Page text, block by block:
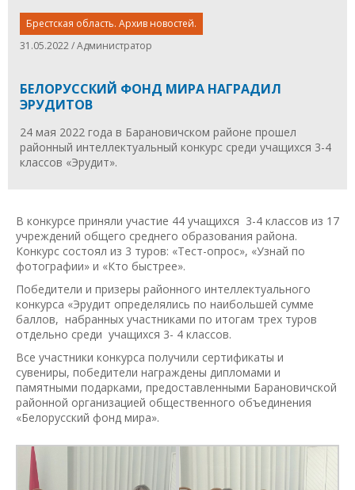
Брестская область. Архив новостей.
31.05.2022 / Администратор
БЕЛОРУССКИЙ ФОНД МИРА НАГРАДИЛ
ЭРУДИТОВ
24 мая 2022 года в Барановичском районе прошел
районный интеллектуальный конкурс среди учащихся 3-4
классов «Эрудит».
В конкурсе приняли участие 44 учащихся 3-4 классов из 17
учреждений общего среднего образования района.
Конкурс состоял из 3 туров: «Тест-опрос», «Узнай по
фотографии» и «Кто быстрее».
Победители и призеры районного интеллектуального
конкурса «Эрудит определялись по наибольшей сумме
баллов, набранных участниками по итогам трех туров
отдельно среди учащихся 3- 4 классов.
Все участники конкурса получили сертификаты и
сувениры, победители награждены дипломами и
памятными подарками, предоставленными Барановичской
районной организацией общественного объединения
«Белорусский фонд мира».